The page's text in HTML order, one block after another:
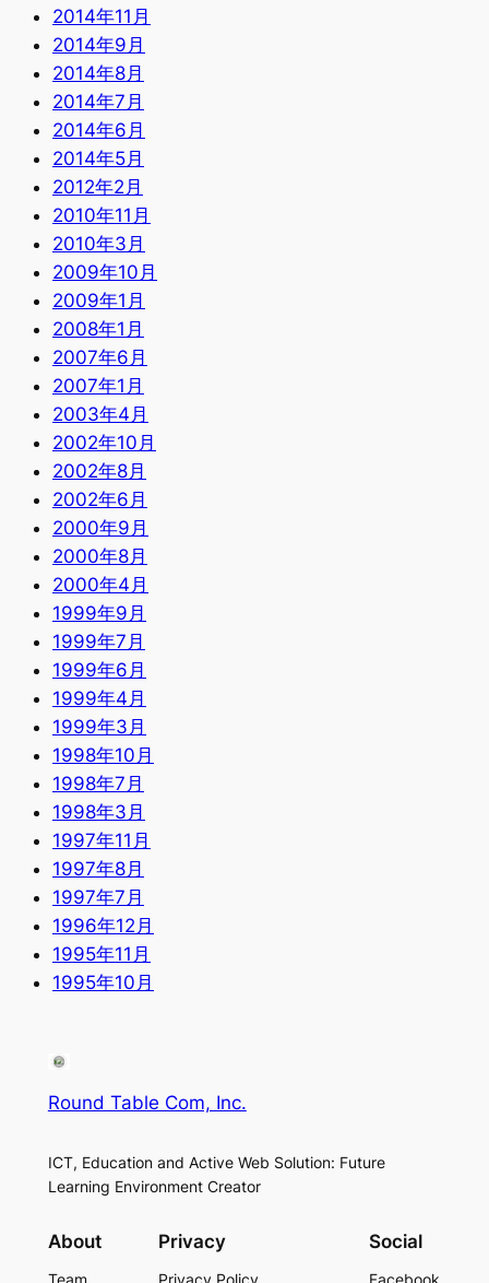
2014年11月
2014年9月
2014年8月
2014年7月
2014年6月
2014年5月
2012年2月
2010年11月
2010年3月
2009年10月
2009年1月
2008年1月
2007年6月
2007年1月
2003年4月
2002年10月
2002年8月
2002年6月
2000年9月
2000年8月
2000年4月
1999年9月
1999年7月
1999年6月
1999年4月
1999年3月
1998年10月
1998年7月
1998年3月
1997年11月
1997年8月
1997年7月
1996年12月
1995年11月
1995年10月
Round Table Com, Inc.
ICT, Education and Active Web Solution: Future
Learning Environment Creator
About
Team
Privacy
Privacy Policy
Social
Facebook